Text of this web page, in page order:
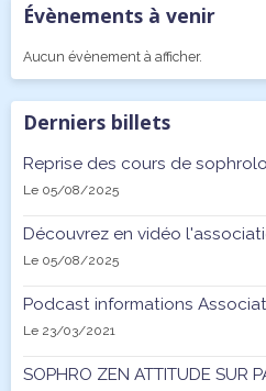
Évènements à venir
Aucun évènement à afficher.
Derniers billets
Reprise des cours de
Le 05/08/2025
Découvrez en vidéo
Le 05/08/2025
Podcast informations
Le 23/03/2021
SOPHRO ZEN ATTITUDE SUR